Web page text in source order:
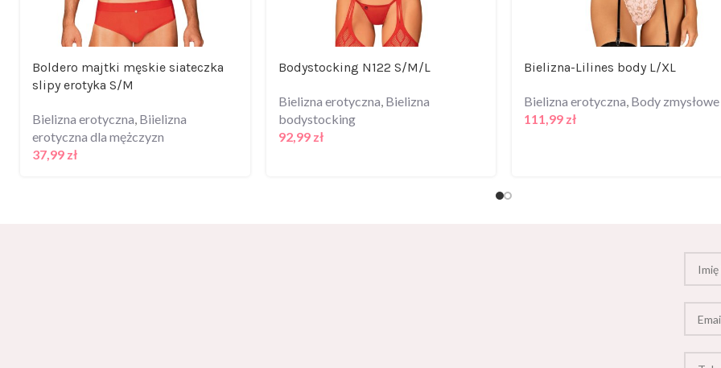
Boldero majtki męskie siateczka
slipy erotyka S/M
Bielizna erotyczna, Biielizna
erotyczna dla mężczyzn
37,99 zł
Bodystocking N122 S/M/L
Bielizna erotyczna, Bielizna
bodystocking
92,99 zł
Bielizna-Lilines body L/XL
Bielizna erotyczna, Body zmysłowe
111,99 zł